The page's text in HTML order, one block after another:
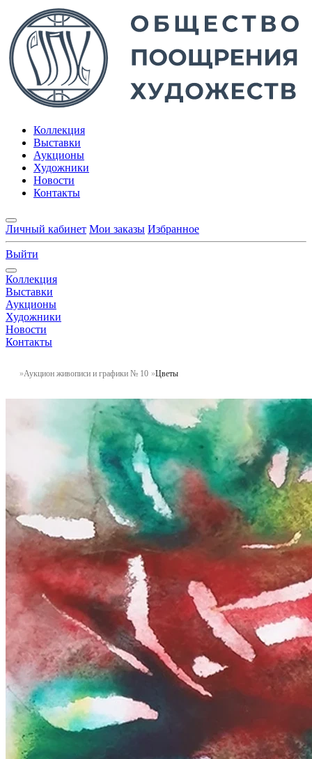
Коллекция
Выставки
Аукционы
Художники
Новости
Контакты
Личный кабинет Мои заказы Избранное
Выйти
Коллекция
Выставки
Аукционы
Художники
Новости
Контакты
Аукцион живописи и графики № 10 Цветы